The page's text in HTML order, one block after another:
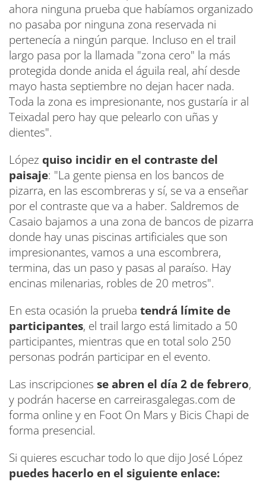
ahora ninguna prueba que habíamos organizado
no pasaba por ninguna zona reservada ni
pertenecía a ningún parque. Incluso en el trail
largo pasa por la llamada "zona cero" la más
protegida donde anida el águila real, ahí desde
mayo hasta septiembre no dejan hacer nada.
Toda la zona es impresionante, nos gustaría ir al
Teixadal pero hay que pelearlo con uñas y
dientes".
López quiso incidir en el contraste del
paisaje: "La gente piensa en los bancos de
pizarra, en las escombreras y sí, se va a enseñar
por el contraste que va a haber. Saldremos de
Casaio bajamos a una zona de bancos de pizarra
donde hay unas piscinas artificiales que son
impresionantes, vamos a una escombrera,
termina, das un paso y pasas al paraíso. Hay
encinas milenarias, robles de 20 metros".
En esta ocasión la prueba tendrá límite de
participantes, el trail largo está limitado a 50
participantes, mientras que en total solo 250
personas podrán participar en el evento.
Las inscripciones se abren el día 2 de febrero,
y podrán hacerse en carreirasgalegas.com de
forma online y en Foot On Mars y Bicis Chapi de
forma presencial.
Si quieres escuchar todo lo que dijo José López
puedes hacerlo en el siguiente enlace: